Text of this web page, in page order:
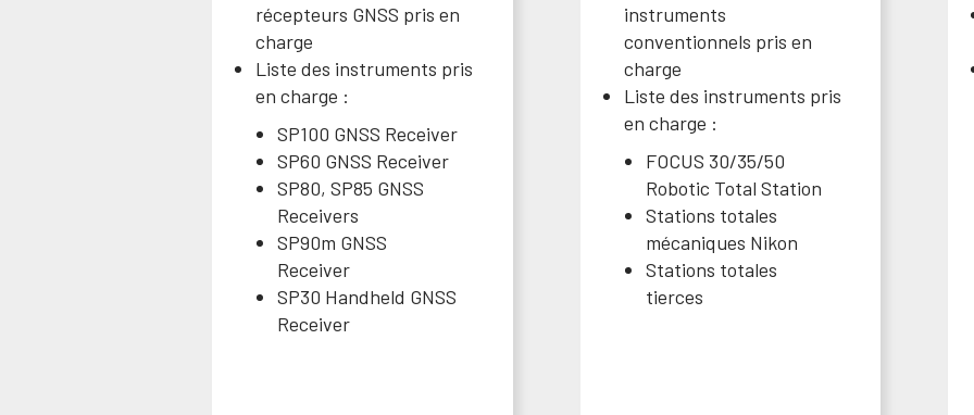
récepteurs GNSS pris en
charge
Liste des instruments pris
en charge :
SP100 GNSS Receiver
SP60 GNSS Receiver
SP80, SP85 GNSS
Receivers
SP90m GNSS
Receiver
SP30 Handheld GNSS
Receiver
instruments
conventionnels pris en
charge
Liste des instruments pris
en charge :
FOCUS 30/35/50
Robotic Total Station
Stations totales
mécaniques Nikon
Stations totales
tierces